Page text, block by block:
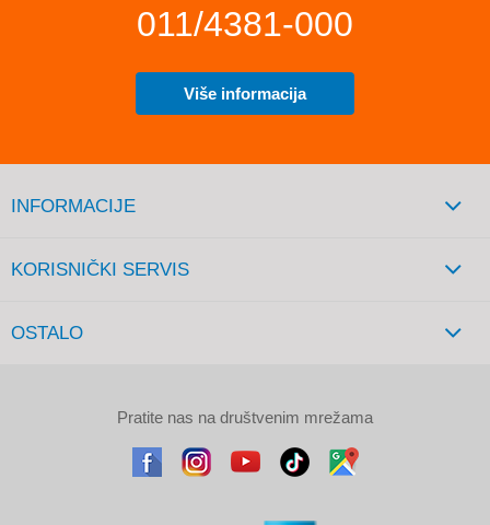
011/4381-000
Više informacija
INFORMACIJE
KORISNIČKI SERVIS
OSTALO
Pratite nas na društvenim mrežama